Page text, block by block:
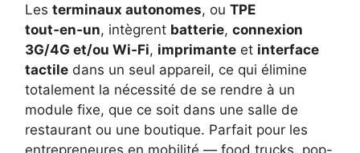
Les terminaux autonomes, ou TPE
tout‑en‑un, intègrent batterie, connexion
3G/4G et/ou Wi‑Fi, imprimante et interface
tactile dans un seul appareil, ce qui élimine
totalement la nécessité de se rendre à un
module fixe, que ce soit dans une salle de
restaurant ou une boutique. Parfait pour les
entrepreneures en mobilité — food trucks, pop-